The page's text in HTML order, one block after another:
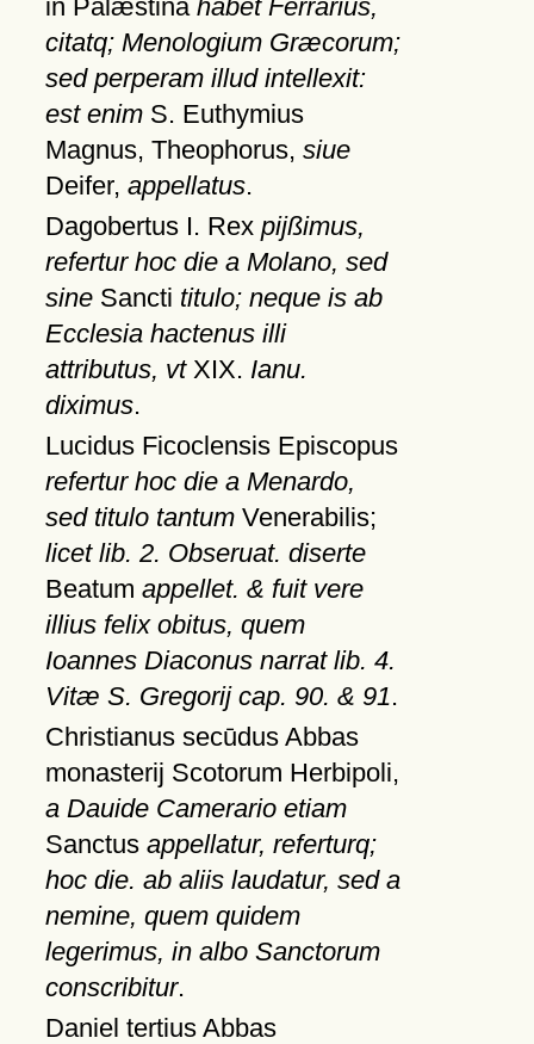
in Palæstina habet Ferrarius,
citatq; Menologium Græcorum;
sed perperam illud intellexit:
est enimS. Euthymius
Magnus, Theophorus, siue
Deifer, appellatus.
Dagobertus I. Rex pijßimus,
refertur hoc die a Molano, sed
sineSancti titulo; neque is ab
Ecclesia hactenus illi
attributus, vtXIX. Ianu.
diximus.
Lucidus Ficoclensis Episcopus
refertur hoc die a Menardo,
sed titulo tantumVenerabilis;
licet lib. 2. Obseruat. diserte
Beatum appellet. & fuit vere
illius felix obitus, quem
Ioannes Diaconus narrat lib. 4.
Vitæ S. Gregorij cap. 90. & 91.
Christianus secūdus Abbas
monasterij Scotorum Herbipoli,
a Dauide Camerario etiam
Sanctus appellatur, referturq;
hoc die. ab aliis laudatur, sed a
nemine, quem quidem
legerimus, in albo Sanctorum
conscribitur.
Daniel tertius Abbas